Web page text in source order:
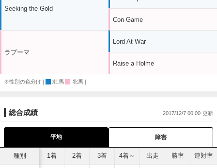
Seeking the Gold
ラプーマ
Con Game
Lord At War
Raise a Holme
※性別の色分け [ :牡馬 :牝馬 ]
総合成績 2017/12/7 00:00
平地 障害
種別 1着 2着 3着 4着～ 出走 勝率 連対率